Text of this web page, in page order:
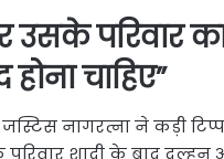
उसके परिवार
चाहिए”
नागरत्ना ने कड़ी